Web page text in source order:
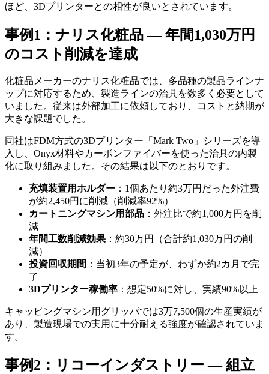
ほど、3Dプリンターとの相性が良いとされています。
事例1：ナリス化粧品 — 年間1,030万円
のコスト削減を達成
化粧品メーカーのナリス化粧品では、多品種の製品ラインナ
ップに対応するため、製造ラインの治具を数多く必要として
いました。従来は外部加工に依頼しており、コストと納期が
大きな課題でした。
同社はFDM方式の3Dプリンター「Mark Two」シリーズを導
入し、Onyx材料やカーボンファイバーを使った治具の内製
化に取り組みました。その結果は以下のとおりです。
充填装置用ホルダー ：1個あたり約3万円だった外注費
が約2,450円に削減（削減率92%）
カートニングマシン用部品 ：外注比で約1,000万円を削
減
年間工数削減効果：約30万円（合計約1,030万円の削
減）
投資回収期間 ：当初3年の予定が、わずか約2カ月で完
了
3Dプリンター稼働率 ：想定50%に対し、実績90%以上
キャッピングマシン用グリッパでは3万7,500個の生産実績が
あり、製造現場での実用に十分耐える強度が確認されていま
す。
事例2：リコーインダストリー — 組立